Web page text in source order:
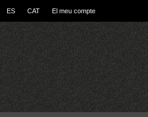
ES CAT El meu compte